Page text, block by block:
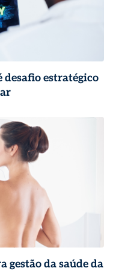
desafio estratégico
gestão da saúde da